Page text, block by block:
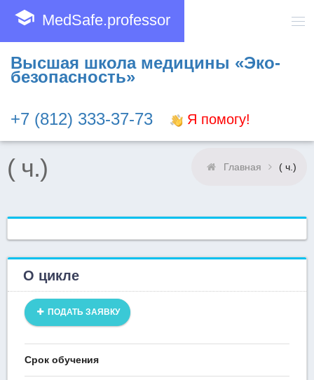
school MedSafe.professor
Высшая школа медицины «Эко-
безопасность»
+7 (812) 333-37-73 Я помогу!
( ч.) Главная ( ч.)
О цикле
ПОДАТЬ ЗАЯВКУ
Срок обучения